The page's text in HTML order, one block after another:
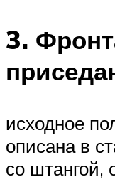
3.
исходное
описана в
со штангой,